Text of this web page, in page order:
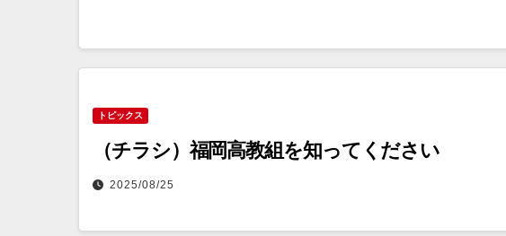
トピックス
（チラシ）福岡高教組を知ってください
2025/08/25